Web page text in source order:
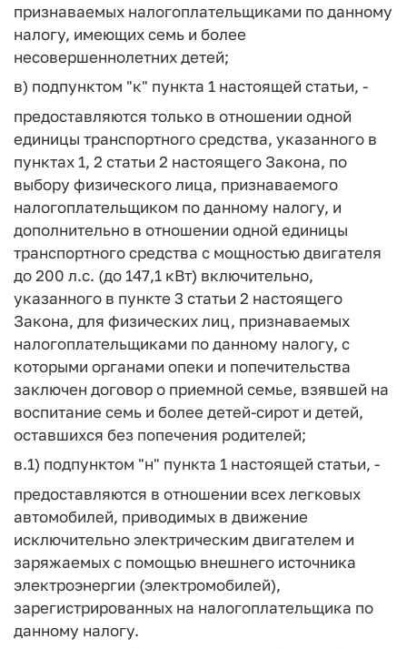
признаваемых налогоплательщиками по данному
налогу, имеющих семь и более
несовершеннолетних детей;
в) подпунктом "к" пункта 1 настоящей статьи, -
предоставляются только в отношении одной
единицы транспортного средства, указанного в
пунктах 1, 2 статьи 2 настоящего Закона, по
выбору физического лица, признаваемого
налогоплательщиком по данному налогу, и
дополнительно в отношении одной единицы
транспортного средства с мощностью двигателя
до 200 л.с. (до 147,1 кВт) включительно,
указанного в пункте 3 статьи 2 настоящего
Закона, для физических лиц, признаваемых
налогоплательщиками по данному налогу, с
которыми органами опеки и попечительства
заключен договор о приемной семье, взявшей на
воспитание семь и более детей-сирот и детей,
оставшихся без попечения родителей;
в.1) подпунктом "н" пункта 1 настоящей статьи, -
предоставляются в отношении всех легковых
автомобилей, приводимых в движение
исключительно электрическим двигателем и
заряжаемых с помощью внешнего источника
электроэнергии (электромобилей),
зарегистрированных на налогоплательщика по
данному налогу.